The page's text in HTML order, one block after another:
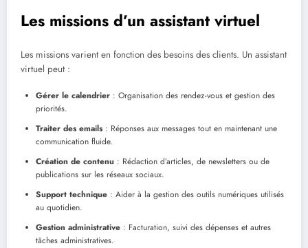
Les missions d’un assistant virtuel
Les missions varient en fonction des besoins des clients. Un assistant
virtuel peut :
Gérer le calendrier : Organisation des rendez-vous et gestion des
priorités.
Traiter des emails: Réponses aux messages tout en maintenant une
communication fluide.
Création de contenu : Rédaction d’articles, de newsletters ou de
publications sur les réseaux sociaux.
Support technique : Aider à la gestion des outils numériques utilisés
au quotidien.
Gestion administrative : Facturation, suivi des dépenses et autres
tâches administratives.